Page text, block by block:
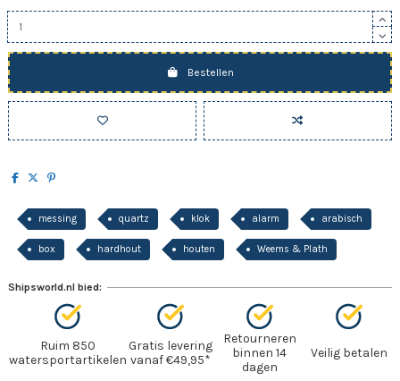
Bestellen
messing quartz klok alarm arabisch
box hardhout houten Weems & Plath
Shipsworld.nl bied:
Ruim 850
watersportartikelen
Gratis levering
vanaf €49,95*
Retourneren
binnen 14
dagen
Veilig betalen